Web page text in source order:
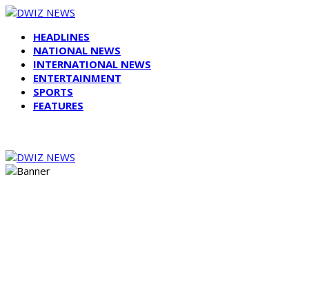
HEADLINES
NATIONAL NEWS
INTERNATIONAL NEWS
ENTERTAINMENT
SPORTS
FEATURES